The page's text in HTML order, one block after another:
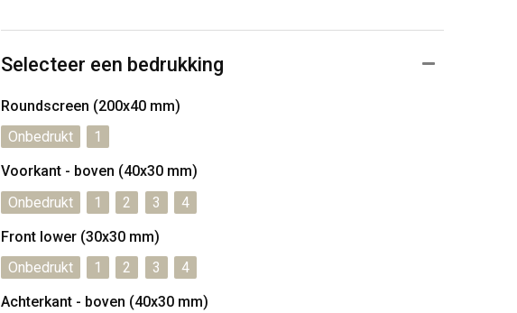
Selecteer een bedrukking
Roundscreen (200x40 mm)
Onbedrukt
1
Voorkant - boven (40x30 mm)
Onbedrukt
1 2 3
4
Front lower (30x30 mm)
Onbedrukt
1 2 3
4
Achterkant - boven (40x30 mm)